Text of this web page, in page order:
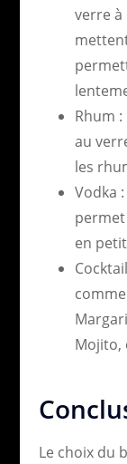
verre à
Rhum
au
les
Vodka
en
Mojito,
Le choix du